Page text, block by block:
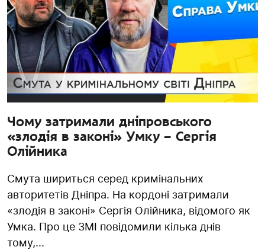
Чому затримали дніпровського
«злодія в законі» Умку – Сергія
Олійника
Смута шириться серед кримінальних
авторитетів Дніпра. На кордоні затримали
«злодія в законі» Сергія Олійника, відомого як
Умка. Про це ЗМІ повідомили кілька днів
тому,...